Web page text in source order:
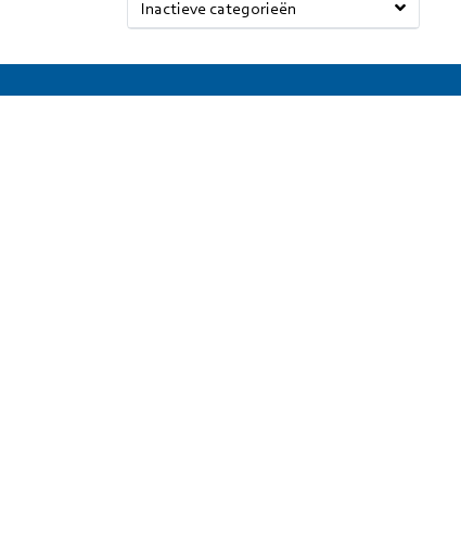
Inactieve categorieën